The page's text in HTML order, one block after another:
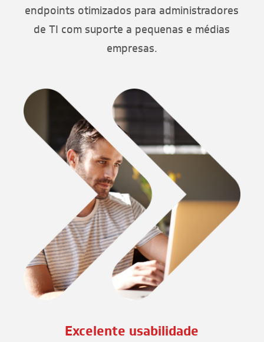
endpoints otimizados para administradores
de TI com suporte a pequenas e médias
empresas.
Excelente usabilidade